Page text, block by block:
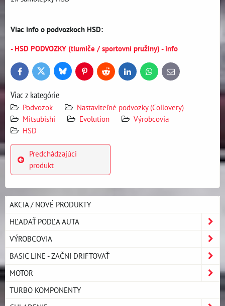
Viac info o podvozkoch HSD:
- HSD PODVOZKY (tlumiče / sportovní pružiny) - info
FacebookTwitter BlueskyPinterestReddit LinkedInWhatsApp
E-
mail
Viac z kategórie
Podvozok
Nastaviteľné podvozky (Coilovery)
Mitsubishi
Evolution
Výrobcovia
HSD
Predchádzajúci
produkt
AKCIA / NOVÉ PRODUKTY
HĽADAŤ PODĽA AUTA
VÝROBCOVIA
BASIC LINE - ZAČNI DRIFTOVAŤ
MOTOR
TURBO KOMPONENTY